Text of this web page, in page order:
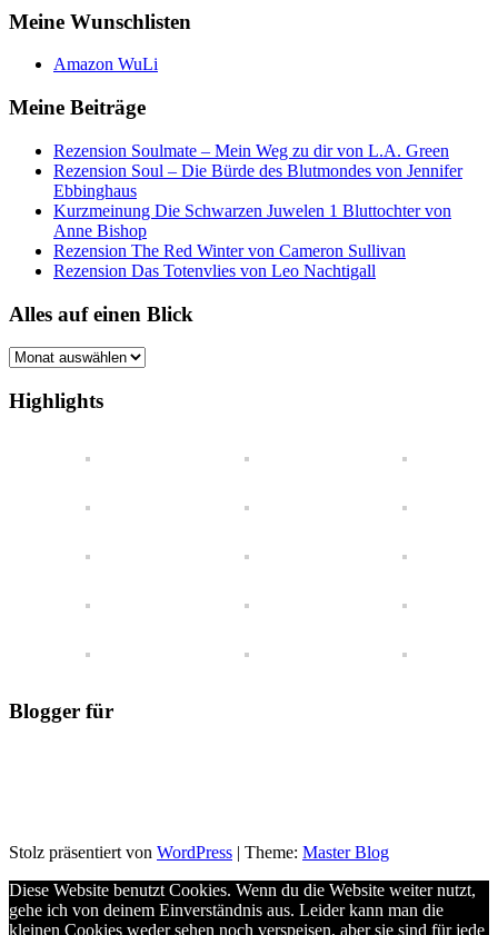
Meine Wunschlisten
Amazon WuLi
Meine Beiträge
Rezension Soulmate – Mein Weg zu dir von L.A. Green
Rezension Soul – Die Bürde des Blutmondes von Jennifer
Ebbinghaus
Kurzmeinung Die Schwarzen Juwelen 1 Bluttochter von
Anne Bishop
Rezension The Red Winter von Cameron Sullivan
Rezension Das Totenvlies von Leo Nachtigall
Alles auf einen Blick
Alles
einen
Blick
Highlights
Blogger für
Stolz präsentiert von WordPress | Theme: Master Blog
Diese Website benutzt Cookies. Wenn du die Website weiter nutzt,
gehe ich von deinem Einverständnis aus. Leider kann man die
kleinen Cookies weder sehen noch verspeisen, aber sie sind für jede